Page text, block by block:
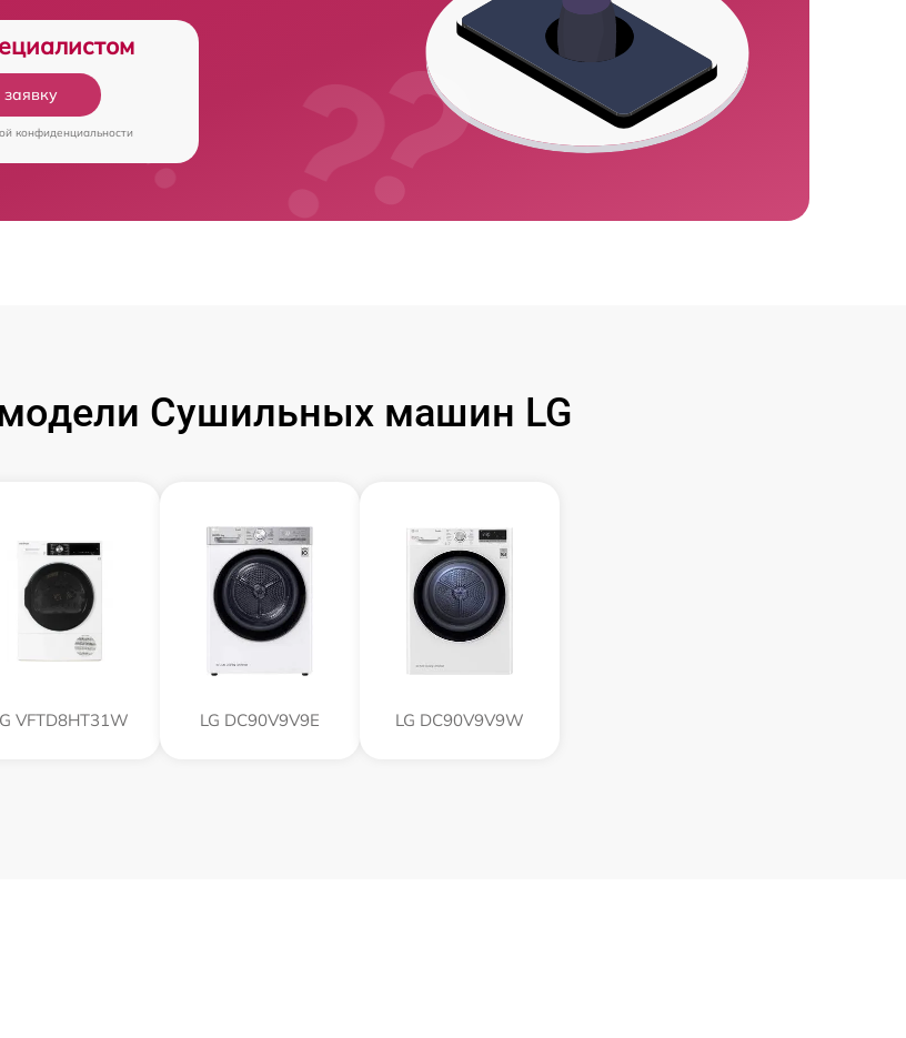
заявку
конфиденциальности
Сушильных машин LG
VFTD8HT31W LG DC90V9V9E LG DC90V9V9W